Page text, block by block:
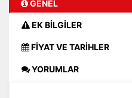
GENEL
EK BİLGİLER
FİYAT VE TARİHLER
YORUMLAR